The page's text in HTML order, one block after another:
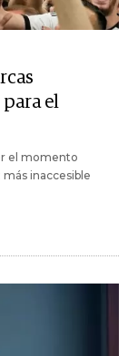
para el
el momento
inaccesible